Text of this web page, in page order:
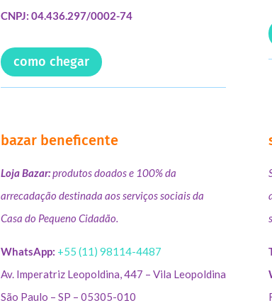
CNPJ: 04.436.297/0002-74
como chegar
bazar beneficente
Loja Bazar:produtos doados e 100% da
arrecadação destinada aos serviços sociais da
Casa do Pequeno Cidadão.
WhatsApp: +55 (11) 98114-4487
Av. Imperatriz Leopoldina, 447 – Vila Leopoldina
São Paulo – SP – 05305-010